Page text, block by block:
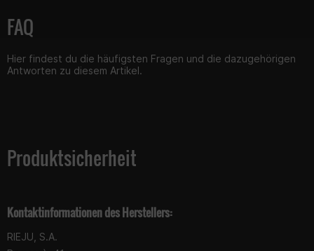
FAQ
Hier findest du die häufigsten Fragen und die dazugehörigen
Antworten zu diesem Artikel.
Produktsicherheit
Kontaktinformationen des Herstellers:
RIEJU, S.A.